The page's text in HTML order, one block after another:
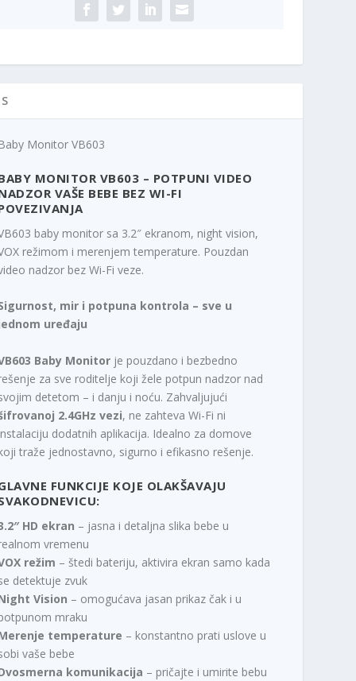
Monitor VB603
MONITOR VB603 – POTPUNI VIDEO
VAŠE BEBE BEZ WI-FI
baby monitor sa 3.2″ ekranom, night vision,
režimom i merenjem temperature. Pouzdan
nadzor bez Wi-Fi veze.
mir i potpuna kontrola – sve u
uređaju
Baby Monitor je pouzdano i bezbedno
za sve roditelje koji žele potpun nadzor nad
detetom – i danju i noću. Zahvaljujući
2.4GHz vezi, ne zahteva Wi-Fi ni
dodatnih aplikacija. Idealno za domove
traže jednostavno, sigurno i efikasno rešenje.
FUNKCIJE KOJE OLAKŠAVAJU
HD ekran – jasna i detaljna slika bebe u
vremenu
režim – štedi bateriju, aktivira ekran samo kada
detektuje zvuk
Vision – omogućava jasan prikaz čak i u
mraku
temperature – konstantno prati uslove u
vaše bebe
komunikacija – pričajte i umirite bebu